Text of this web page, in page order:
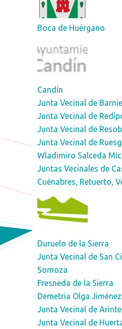
Boca de Huérgano
Candín
Junta Vecinal de
Junta Vecinal de
Junta Vecinal de
Junta Vecinal de
Wladimiro Salceda
Juntas Vecinales de
Cuénabres, Retuerto,
Duruelo de la Sierra
Junta Vecinal de San
Somoza
Fresneda de la Sierra
Demetria Olga
Junta Vecinal de
Junta Vecinal de